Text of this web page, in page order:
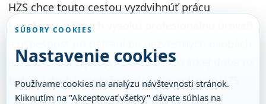
HZS chce touto cestou vyzdvihnúť prácu
kynológov HZS, ich vysokú profesionálnu úroveň
a osobách zasypaných lavínou. V krátkej dobe to
bolo už druhé spoločné pátranie polície a HZS.
SÚBORY COOKIES
Nastavenie cookies
Používame cookies na analýzu návštevnosti stránok.
Kliknutím na "Akceptovať všetky" dávate súhlas na